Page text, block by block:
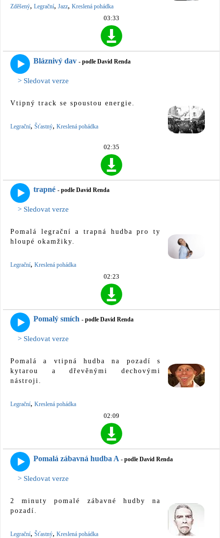
Zděšený, Legrační, Jazz, Kreslená pohádka
03:33
Bláznivý dav - podle David Renda
> Sledovat verze
Vtipný track se spoustou energie.
Legrační, Šťastný, Kreslená pohádka
02:35
trapné - podle David Renda
> Sledovat verze
Pomalá legrační a trapná hudba pro ty
hloupé okamžiky.
Legrační, Kreslená pohádka
02:23
Pomalý smích - podle David Renda
> Sledovat verze
Pomalá a vtipná hudba na pozadí s
kytarou a dřevěnými dechovými
nástroji.
Legrační, Kreslená pohádka
02:09
Pomalá zábavná hudba A - podle David Renda
> Sledovat verze
2 minuty pomalé zábavné hudby na
pozadí.
Legrační, Šťastný, Kreslená pohádka